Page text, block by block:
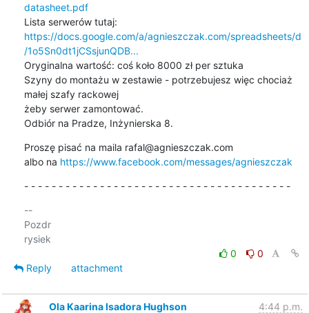
datasheet.pdf
https://docs.google.com/a/agnieszczak.com/spreadsheets/d
/1o5Sn0dt1jCSsjunQDB...
Oryginalna wartość: coś koło 8000 zł per sztuka
Szyny do montażu w zestawie - potrzebujesz więc chociaż
małej szafy rackowej
żeby serwer zamontować.
Odbiór na Pradze, Inżynierska 8.
Proszę pisać na maila rafal@agnieszczak.com
albo na https://www.facebook.com/messages/agnieszczak
- - - - - - - - - - - - - - - - - - - - - - - - - - - - - - - - - - - - - - -
--
Pozdr
0
0
Reply
attachment
Ola Kaarina Isadora Hughson 4:44 p.m.